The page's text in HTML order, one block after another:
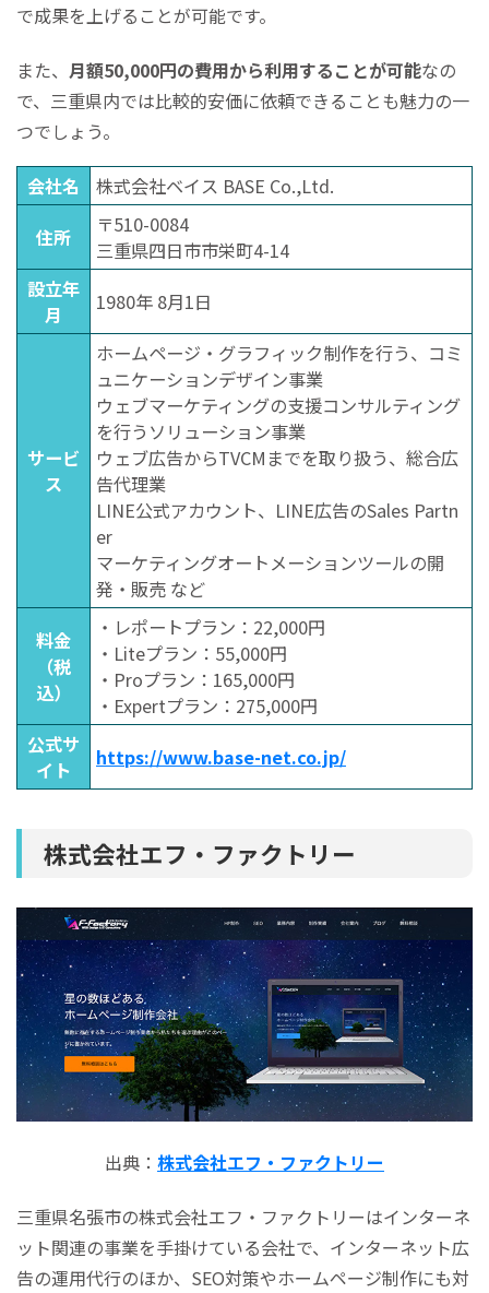
で成果を上げることが可能です。
また、 月額50,000円の費用から利用することが可能なの
で、三重県内では比較的安価に依頼できることも魅力の一
つでしょう。
会社名
株式会社ベイス BASE Co.,Ltd.
住所
〒510-0084
三重県四日市市栄町4-14
設立年
月
1980年 8月1日
サービ
ス
ホームページ・グラフィック制作を行う、コミ
ュニケーションデザイン事業
ウェブマーケティングの支援コンサルティング
を行うソリューション事業
ウェブ広告からTVCMまでを取り扱う、総合広
告代理業
LINE公式アカウント、LINE広告のSales Partn
er
マーケティングオートメーションツールの開
発・販売 など
料金
（税
込）
・レポートプラン：22,000円
・Liteプラン：55,000円
・Proプラン：165,000円
・Expertプラン：275,000円
公式サ
イト
https://www.base-net.co.jp/
株式会社エフ・ファクトリー
出典： 株式会社エフ・ファクトリー
三重県名張市の株式会社エフ・ファクトリーはインターネ
ット関連の事業を手掛けている会社で、インターネット広
告の運用代行のほか、SEO対策やホームページ制作にも対